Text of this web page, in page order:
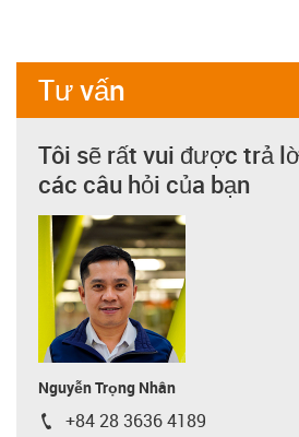
Tư vấn
Tôi sẽ rất vui được trả
các câu hỏi của bạn
Nguyễn Trọng Nhân
igus-icon-phone
+84 28 3636 4189